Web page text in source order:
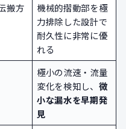
搬方
機械的摺動部を極
力排除した設計で
耐久性に非常に優
れる
極小の流速・流量
変化を検知し、 微
小な漏水を早期発
見